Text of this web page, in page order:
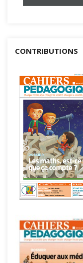
CONTRIBUTIONS